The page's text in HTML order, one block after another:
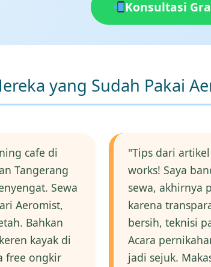
Konsultasi
yang Sudah Pakai
cafe di
Tangerang
Sewa
Aeromist,
Bahkan
kayak di
free ongkir
"Tips dari
works! Saya
sewa, akhirnya
karena
bersih, teknisi
Acara
jadi sejuk.